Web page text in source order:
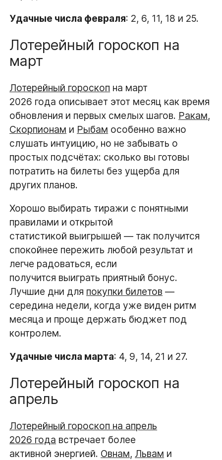
Удачные числа февраля: 2, 6, 11, 18 и 25.
Лотерейный гороскоп на
март
Лотерейный гороскоп на март
2026 года описывает этот месяц как время
обновления и первых смелых шагов. Ракам,
Скорпионам и Рыбам особенно важно
слушать интуицию, но не забывать о
простых подсчётах: сколько вы готовы
потратить на билеты без ущерба для
других планов.
Хорошо выбирать тиражи с понятными
правилами и открытой
статистикой выигрышей — так получится
спокойнее пережить любой результат и
легче радоваться, если
получится выиграть приятный бонус.
Лучшие дни для покупки билетов —
середина недели, когда уже виден ритм
месяца и проще держать бюджет под
контролем.
Удачные числа марта: 4, 9, 14, 21 и 27.
Лотерейный гороскоп на
апрель
Лотерейный гороскоп на апрель
2026 года встречает более
активной энергией. Овнам, Львам и